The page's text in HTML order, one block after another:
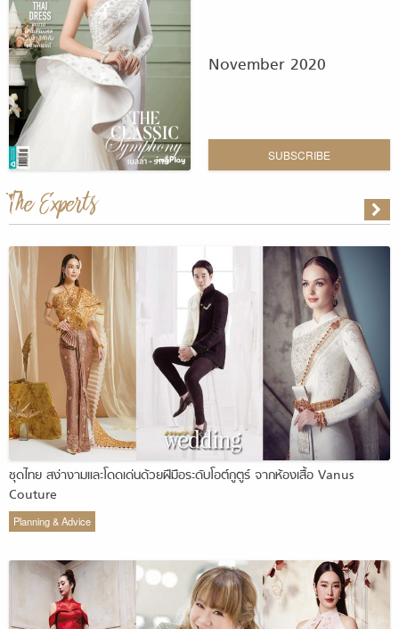
November 2020
SUBSCRIBE
The Experts
ชุดไทย สง่างามและโดดเด่นด้วยฝีมือระดับโอต์กูตูร์ จากห้องเสื้อ Vanus
Couture
Planning & Advice